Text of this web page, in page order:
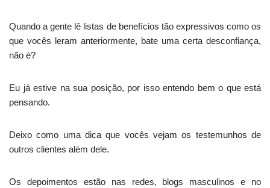
Quando a gente lê listas de benefícios tão expressivos como os
que vocês leram anteriormente, bate uma certa desconfiança,
não é?
Eu já estive na sua posição, por isso entendo bem o que está
pensando.
Deixo como uma dica que vocês vejam os testemunhos de
outros clientes além dele.
Os depoimentos estão nas redes, blogs masculinos e no